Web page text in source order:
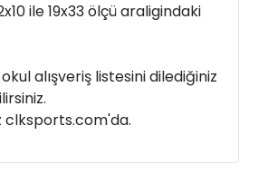
ile 19x33 ölçü araligindaki
alışveriş listesini dilediğiniz
clksports.com'da.